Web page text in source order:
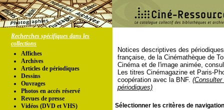
Recherches spécifiques dans les
collections
Affiches
Archives
Articles de périodiques
Dessins
Ouvrages
Photos en accés réservé
Revues de presse
Vidéos (DVD et VHS)
Notices descriptives des
française, de la Cinémathèque de
Cinéma et de l'image animée,
Les titres Cinémagazine et Paris-
coopération avec la BNF.
périodiques)
Sélectionner les critères de